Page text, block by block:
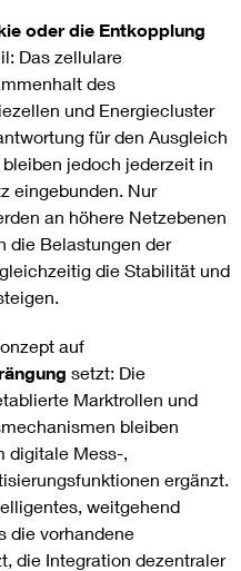
oder die Entkopplung
Das zellulare
des
und Energiecluster
für den Ausgleich
jedoch jederzeit in
eingebunden. Nur
an höhere Netzebenen
die Belastungen der
die Stabilität und
auf
setzt: Die
Marktrollen und
bleiben
digitale Mess-,
ergänzt.
weitgehend
die vorhandene
die Integration dezentraler